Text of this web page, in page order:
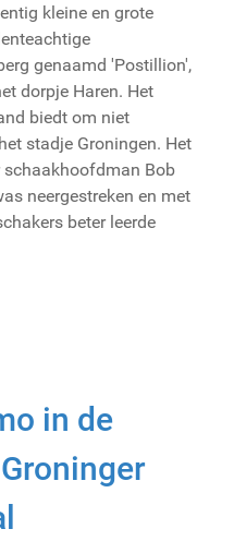
kleine en grote
genaamd 'Postillion',
dorpje Haren. Het
biedt om niet
stadje Groningen. Het
Bob
neergestreken en met
beter leerde
in de